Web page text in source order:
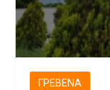
ΓΡΕΒΕΝΆ